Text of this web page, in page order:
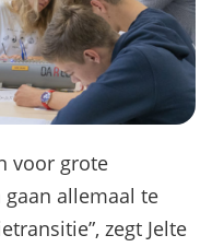
voor grote
allemaal te
zegt Jelte